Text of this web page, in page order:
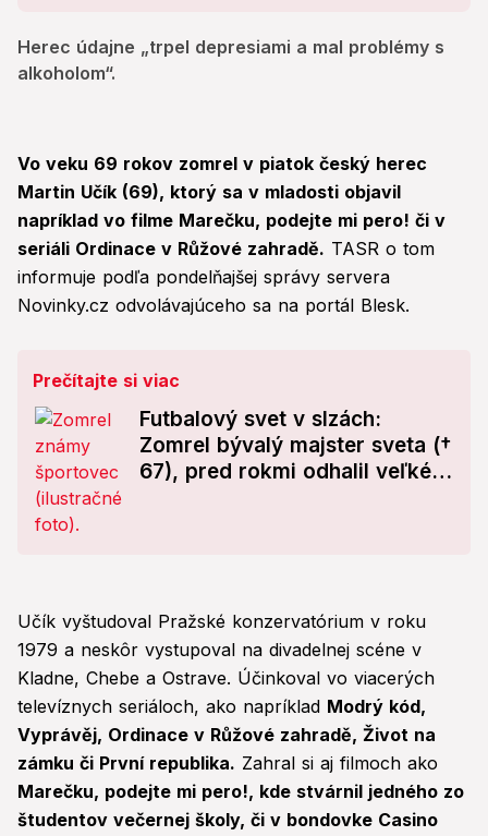
Herec údajne „trpel depresiami a mal problémy s
alkoholom“.
Vo veku 69 rokov zomrel v piatok český herec
Martin Učík (69), ktorý sa v mladosti objavil
napríklad vo filme Marečku, podejte mi pero! či v
seriáli Ordinace v Růžové zahradě. TASR o tom
informuje podľa pondelňajšej správy servera
Novinky.cz odvolávajúceho sa na portál Blesk.
Prečítajte si viac
Futbalový svet v slzách:
Zomrel bývalý majster sveta (†
67), pred rokmi odhalil veľké
Učík vyštudoval Pražské konzervatórium v roku
1979 a neskôr vystupoval na divadelnej scéne v
Kladne, Chebe a Ostrave. Účinkoval vo viacerých
televíznych seriáloch, ako napríklad Modrý kód,
Vyprávěj, Ordinace v Růžové zahradě, Život na
zámku či První republika. Zahral si aj filmoch ako
Marečku, podejte mi pero!, kde stvárnil jedného zo
študentov večernej školy, či v bondovke Casino